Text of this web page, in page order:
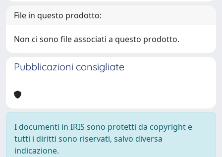
File in questo prodotto:
Non ci sono file associati a questo prodotto.
Pubblicazioni consigliate
I documenti in IRIS sono protetti da copyright e
tutti i diritti sono riservati, salvo diversa
indicazione.